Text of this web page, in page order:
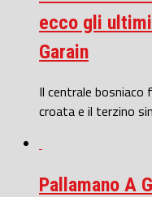
ecco gli
Garain
Il centrale bosniaco
croata e il terzino
Pallamano A